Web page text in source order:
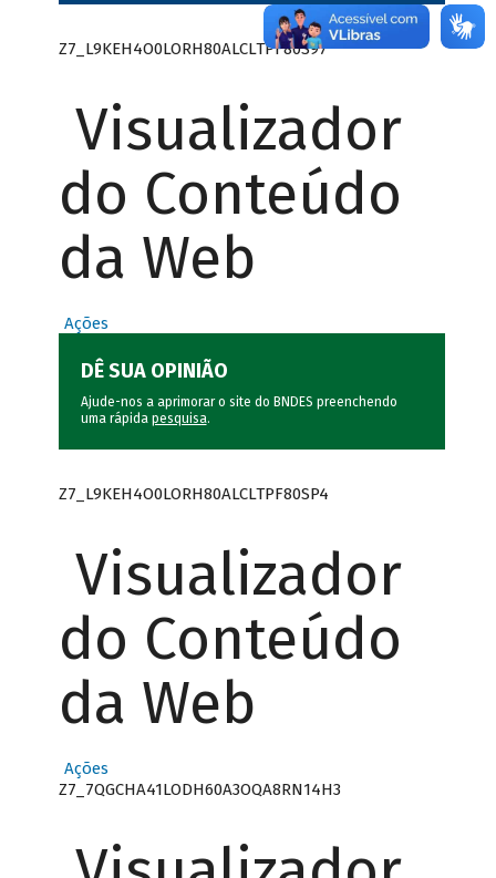
Z7_L9KEH4O0LORH80ALCLTPF80S97
Visualizador
do Conteúdo
da Web
Ações
DÊ SUA OPINIÃO
Ajude-nos a aprimorar o site do BNDES preenchendo
uma rápida pesquisa.
Z7_L9KEH4O0LORH80ALCLTPF80SP4
Visualizador
do Conteúdo
da Web
Ações
Z7_7QGCHA41LODH60A3OQA8RN14H3